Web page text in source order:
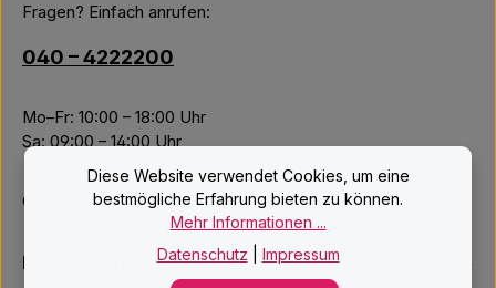
Fragen? Einfach anrufen:
040 – 4222200
Mo–Fr: 10:00 – 18:00 Uhr
Sa: 09:00 – 14:00 Uhr
Oder über unserKontaktformular .
Informationen
Diese Website verwendet Cookies, um eine
bestmögliche Erfahrung bieten zu können.
Mehr Informationen ...
Datenschutz
Impressum